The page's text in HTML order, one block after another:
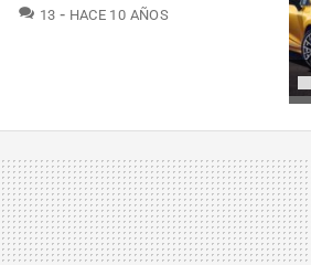
13 COMENTARIOS
HACE 10 AÑOS